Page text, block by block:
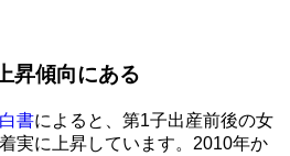
昇傾向にある
書によると、第1子出産前後の女
実に上昇しています。2010年か